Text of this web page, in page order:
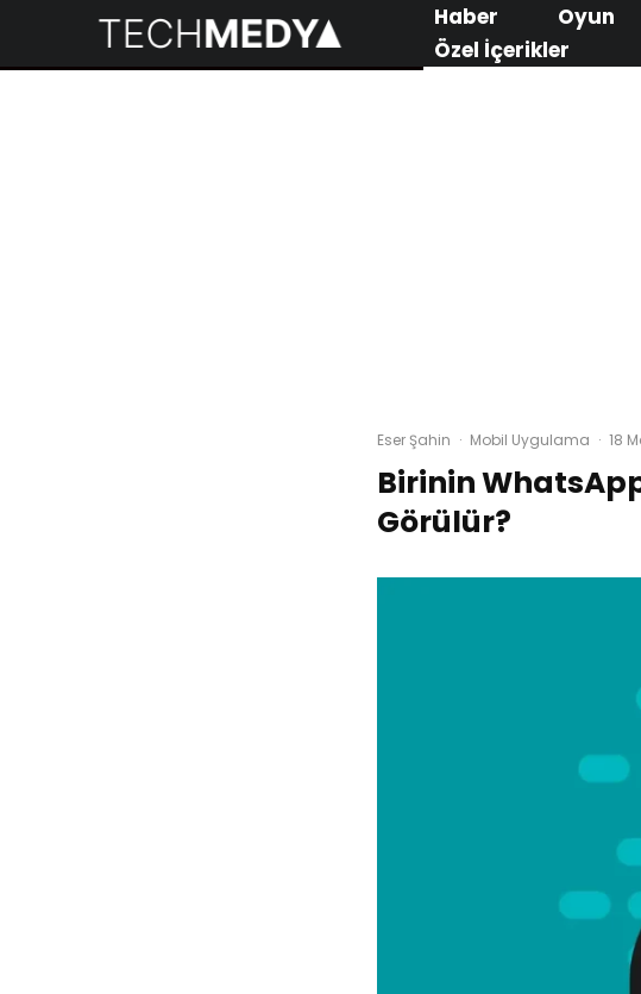
Haber Oyun
Özel İçerikler
Eser Şahin · Mobil Uygulama · 18
Birinin
Görülür?